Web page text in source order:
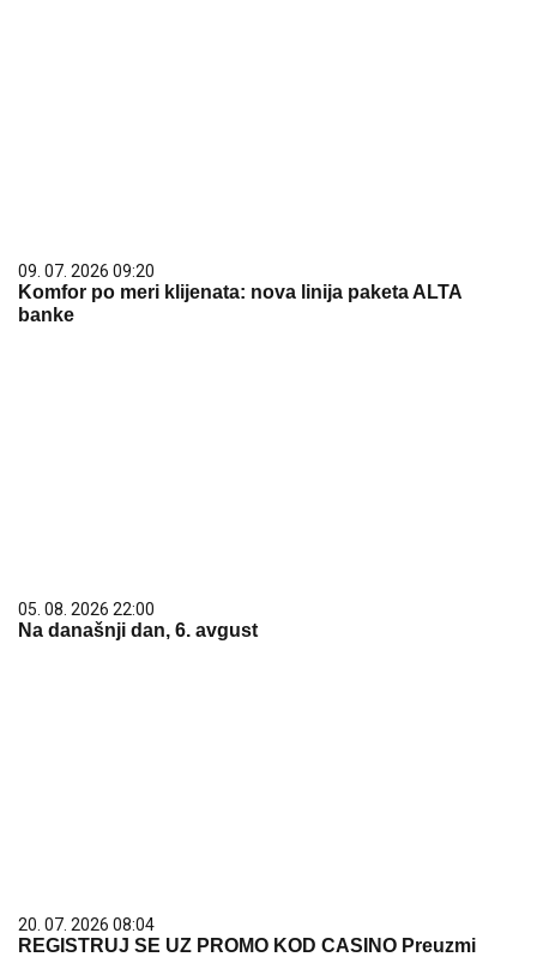
09. 07. 2026 09:20
Komfor po meri klijenata: nova linija paketa ALTA
banke
05. 08. 2026 22:00
Na današnji dan, 6. avgust
20. 07. 2026 08:04
REGISTRUJ SE UZ PROMO KOD CASINO Preuzmi